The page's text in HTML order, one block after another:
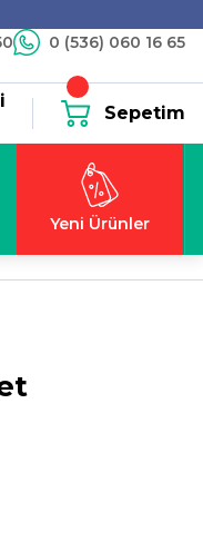
0 (536) 060 16 65
Sepetim
Yeni Ürünler